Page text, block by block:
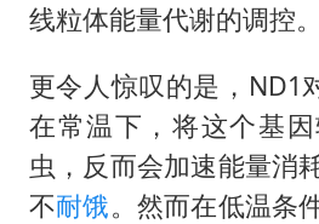
线粒体能量代谢的调控。
更令人惊叹的是，ND1
在常温下，将这个基
虫，反而会加速能量消
不耐饿。然而在低温条